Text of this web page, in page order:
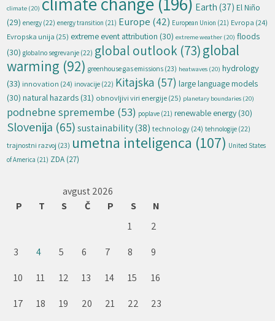
climate (20) Earth (37) El Niño
(29) energy (22) energy transition (21) Europe (42) European Union (21) Evropa (24)
Evropska unija (25) extreme event attribution (30) extreme weather (20) floods
(30) globalno segrevanje (22) global outlook (73)global
warming (92) greenhouse gas emissions (23) heatwaves (20) hydrology
(33) innovation (24) inovacije (22) Kitajska (57) large language models
(30) natural hazards (31) obnovljivi viri energije(25) planetary boundaries (20)
podnebne spremembe (53) poplave (21) renewable energy (30)
Slovenija (65) sustainability(38) technology(24) tehnologije (22)
trajnostni razvoj (23) umetna inteligenca (107) United States
of America (21) ZDA (27)
avgust 2026
P
T S Č P S
N
1
2
3
4 5 6 7 8
9
10
11 12 13 14 15
16
17
18 19 20 21 22 23